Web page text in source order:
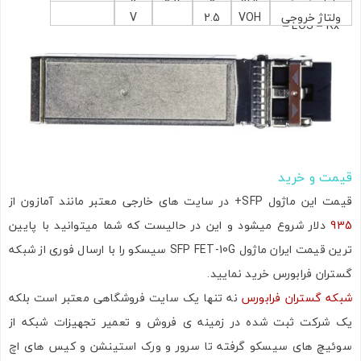
خروجی
LOS – Rx –
ولتاژ خروجی
بالا
VOH
2.5
V
قیمت و خرید
قیمت این ماژول SFP+ در سایت های خارجی معتبر مانند آمازون از
935دلار شروع میشود و این در حالیست که شما میتوانید با پایین
ترین قیمت ایران ماژول SFP FET-10G سیسکو را با ارسال فوری از شبکه
گستران فرابورس خرید نمایید.
شبکه گستران فرابورس نه تنها یک سایت فروشگاهی معتبر است بلکه
یک شرکت ثبت شده در زمینه ی فروش و تعمیر تجهیزات شبکه از
سوئیچ های سیسکو گرفته تا سرور و ورک استینشن و کیس های اچ
اشتراک گذاری در شبکه های اجتماعی
ارسال